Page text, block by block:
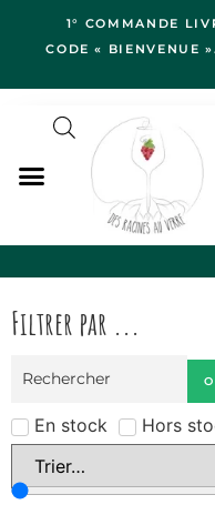
1° COMMANDE
CODE « BIENVENUE
NOS VINS
RÉGIONS
LE VERGER
NOS VIGNERON.NE.S
BLOG
Filtrer par ...
En stock Hors